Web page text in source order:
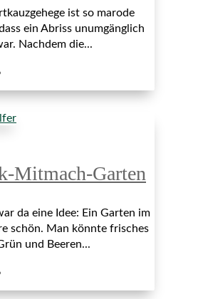
ist so marode
ein Abriss unumgänglich
Nachdem die...
Mitmach-Garten
da eine Idee: Ein Garten im
schön. Man könnte frisches
und Beeren...